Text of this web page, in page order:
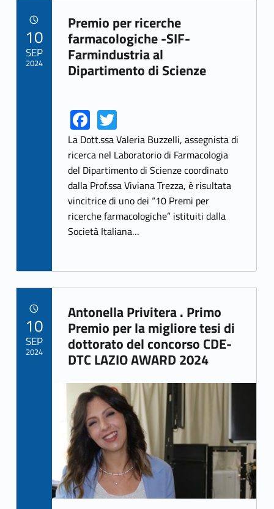
Link identifier archive #link-archive-92409
Premio per ricerche
farmacologiche -SIF-
Farmindustria al
Dipartimento di Scienze
Link identifier share facebook archive #share-link-archive-11829Fa
ce
b
o
o
k
Link identifier share twitter archive #share-link-archive-10784T
w
itt
er
La Dott.ssa Valeria Buzzelli, assegnista di
ricerca nel Laboratorio di Farmacologia
del Dipartimento di Scienze coordinato
dalla Prof.ssa Viviana Trezza, è risultata
vincitrice di uno dei “10 Premi per
ricerche farmacologiche” istituiti dalla
Società Italiana…
10
SEP
2024
Link identifier archive #link-archive-31851
Antonella Privitera . Primo
Premio per la migliore tesi di
dottorato del concorso CDE-
DTC LAZIO AWARD 2024
Link identifier archive #link-archive-thumb-soap-50319
10
SEP
2024